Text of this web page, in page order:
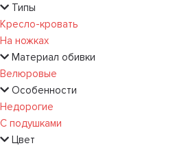
Типы
Кресло-кровать
На ножках
Материал обивки
Велюровые
Особенности
Недорогие
С подушками
Цвет